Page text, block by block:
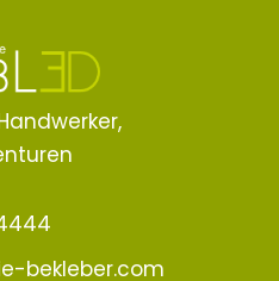
bekleber.com